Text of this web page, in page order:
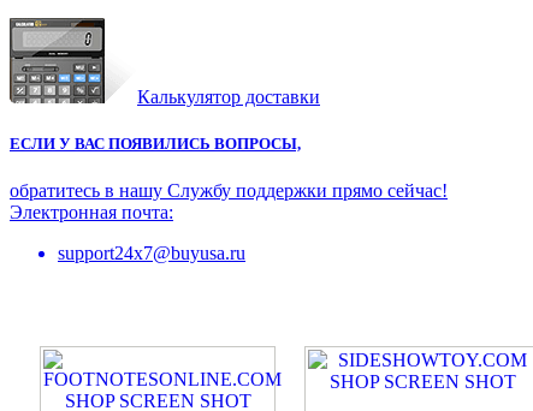
Калькулятор доставки
ЕСЛИ У ВАС ПОЯВИЛИСЬ ВОПРОСЫ,
обратитесь в нашу Службу поддержки прямо сейчас!
Электронная почта:
support24x7@buyusa.ru